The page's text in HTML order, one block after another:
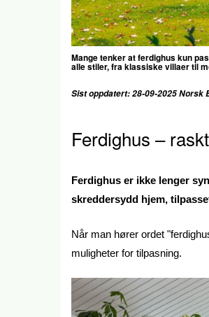
Mange tenker at ferdighus kun
alle stiler, fra klassiske villaer til
Sist oppdatert: 28-09-2025 Norsk
Ferdighus –
Ferdighus er ikke lenger
skreddersydd hjem,
Når man hører ordet
muligheter for tilpasning.